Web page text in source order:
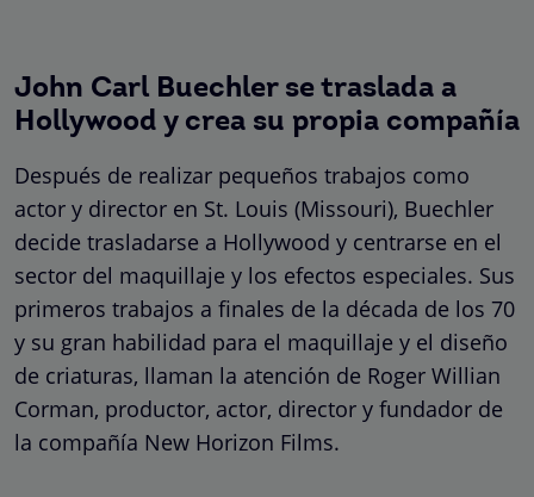
John Carl Buechler se traslada a
Hollywood y crea su propia compañía
Después de realizar pequeños trabajos como
actor y director en St. Louis (Missouri), Buechler
decide trasladarse a Hollywood y centrarse en el
sector del maquillaje y los efectos especiales. Sus
primeros trabajos a finales de la década de los 70
y su gran habilidad para el maquillaje y el diseño
de criaturas, llaman la atención de Roger Willian
Corman, productor, actor, director y fundador de
la compañía New Horizon Films.